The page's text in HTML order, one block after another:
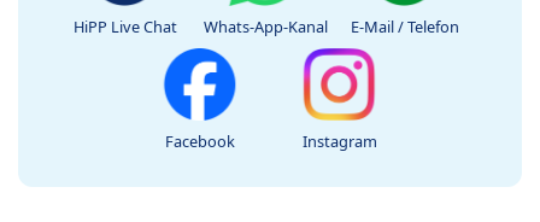
HiPP Live Chat Whats-App-Kanal E-Mail / Telefon
Facebook Instagram